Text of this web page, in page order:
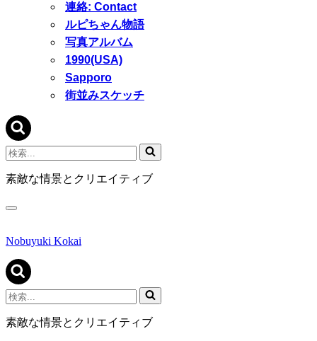
連絡: Contact
ルピちゃん物語
写真アルバム
1990(USA)
Sapporo
街並みスケッチ
検
索...
素敵な情景とクリエイティブ
ナ
ゲ
シ
ョ
ン
メ
ニ
ュ
Nobuyuki Kokai
検
索...
素敵な情景とクリエイティブ